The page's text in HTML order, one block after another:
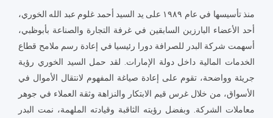
منذ تأسيسها في عام ١٩٨٩ على يد السيد أحمد غلوم عبد الله الخوري،
أحد الأعضاء البارزين السابقين في غرفة التجارة والصناعة بأبوظبي،
أسهمت شركة البدر للصرافة دورا رئيسيا في إعادة رسم ملامح قطاع
الخدمات المالية داخل دولة الإمارات. لقد حمل السيد الخوري رؤية
جريئة وواضحة، تقوم على إعادة صياغة المفهوم لانتقال الأموال في
الأسواق، من خلال غرس قيم الابتكار والنزاهة وثقة العملاء في جوهر
معاملات الشركة. وبفضل رؤيته الثاقبة وقيادته الملهمة، نمت البدر